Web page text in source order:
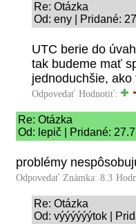
Re: Otázka
Od: eny | Pridané:
UTC berie do
tak budeme mať
jednoduchšie,
Odpovedať Hodnotiť:
Re: Otázka
Od: lepič | Pridané:
problémy
Odpovedať Známka: 8.3
Re: Otázka
Od: výýýýýýtok |